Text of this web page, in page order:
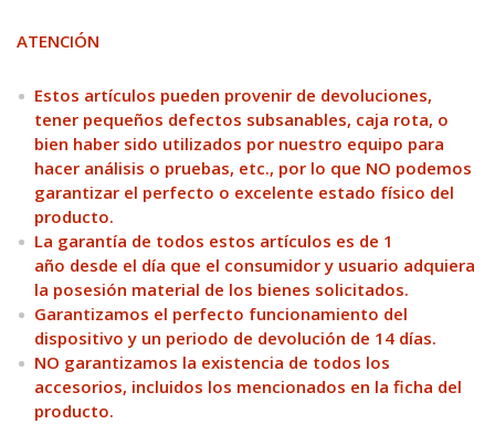
ATENCIÓN
Estos artículos pueden provenir de devoluciones,
tener pequeños defectos subsanables, caja rota, o
bien haber sido utilizados por nuestro equipo para
hacer análisis o pruebas, etc., por lo que NO podemos
garantizar el perfecto o excelente estado físico del
producto.
La garantía de todos estos artículos es de 1
año desde el día que el consumidor y usuario adquiera
la posesión material de los bienes solicitados.
Garantizamos el perfecto funcionamiento del
dispositivo y un periodo de devolución de 14 días.
NO garantizamos la existencia de todos los
accesorios, incluidos los mencionados en la ficha del
producto.